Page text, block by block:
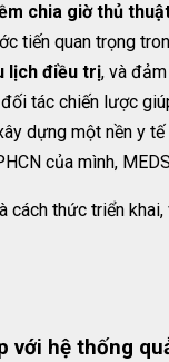
chia giờ thủ
tiến quan trọng
lịch điều trị, và
tác chiến lược
dựng một nền y
của mình,
cách thức triển
với hệ thống